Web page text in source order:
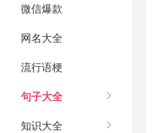
微信爆款
网名大全
流行语梗
句子大全
知识大全